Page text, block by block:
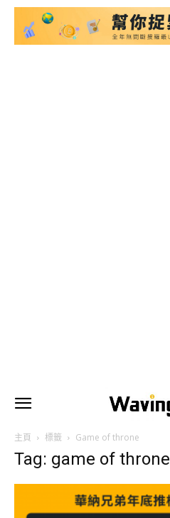
主頁 標籤 Game of throne
Tag: game of throne